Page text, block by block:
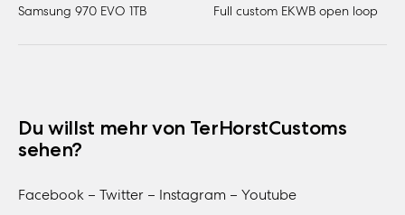
Samsung 970 EVO 1TB
Full custom EKWB open loop
Du willst mehr von TerHorstCustoms
sehen?
Facebook – Twitter – Instagram – Youtube